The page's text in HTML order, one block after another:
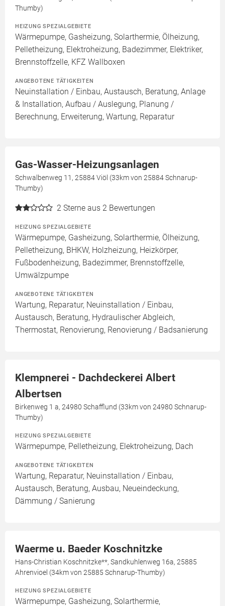
Thumby)
HEIZUNG SPEZIALGEBIETE
Wärmepumpe, Gasheizung, Solarthermie, Ölheizung,
Pelletheizung, Elektroheizung, Badezimmer, Elektriker,
Brennstoffzelle, KFZ Wallboxen
ANGEBOTENE TÄTIGKEITEN
Neuinstallation / Einbau, Austausch, Beratung, Anlage
& Installation, Aufbau / Auslegung, Planung /
Berechnung, Erweiterung, Wartung, Reparatur
Gas-Wasser-Heizungsanlagen
Schwalbenweg 11, 25884 Viöl (33km von 25884 Schnarup-
Thumby)
2 Sterne aus 2 Bewertungen
HEIZUNG SPEZIALGEBIETE
Wärmepumpe, Gasheizung, Solarthermie, Ölheizung,
Pelletheizung, BHKW, Holzheizung, Heizkörper,
Fußbodenheizung, Badezimmer, Brennstoffzelle,
Umwälzpumpe
ANGEBOTENE TÄTIGKEITEN
Wartung, Reparatur, Neuinstallation / Einbau,
Austausch, Beratung, Hydraulischer Abgleich,
Thermostat, Renovierung, Renovierung / Badsanierung
Klempnerei - Dachdeckerei Albert
Albertsen
Birkenweg 1 a, 24980 Schafflund (33km von 24980 Schnarup-
Thumby)
HEIZUNG SPEZIALGEBIETE
Wärmepumpe, Pelletheizung, Elektroheizung, Dach
ANGEBOTENE TÄTIGKEITEN
Wartung, Reparatur, Neuinstallation / Einbau,
Austausch, Beratung, Ausbau, Neueindeckung,
Dämmung / Sanierung
Waerme u. Baeder Koschnitzke
Hans-Christian Koschnitzke**, Sandkuhlenweg 16a, 25885
Ahrenvioel (34km von 25885 Schnarup-Thumby)
HEIZUNG SPEZIALGEBIETE
Wärmepumpe, Gasheizung, Solarthermie,